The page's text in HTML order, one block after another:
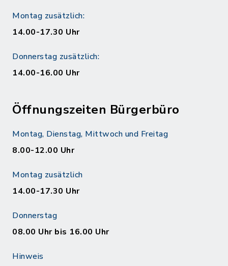
Montag zusätzlich:
14.00-17.30 Uhr
Donnerstag zusätzlich:
14.00-16.00 Uhr
Öffnungszeiten Bürgerbüro
Montag, Dienstag, Mittwoch und Freitag
8.00-12.00 Uhr
Montag zusätzlich
14.00-17.30 Uhr
Donnerstag
08.00 Uhr bis 16.00 Uhr
Hinweis